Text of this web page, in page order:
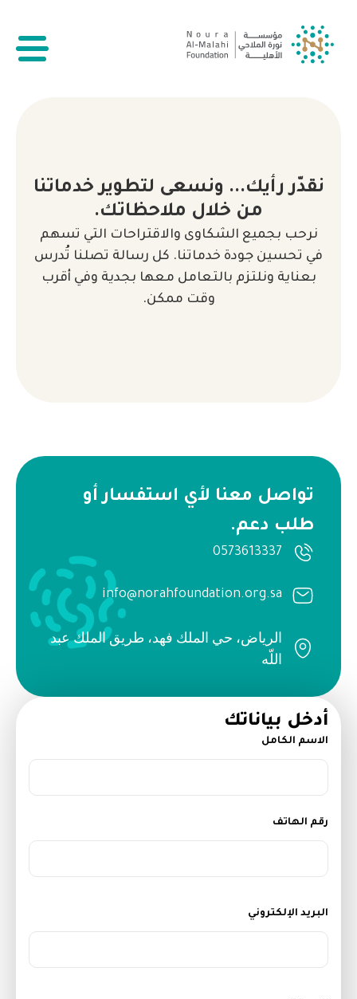
نقدّر رأيك... ونسعى لتطوير خدماتنا
من خلال ملاحظاتك.
نرحب بجميع الشكاوى والاقتراحات التي تسهم
في تحسين جودة خدماتنا. كل رسالة تصلنا تُدرس
بعناية ونلتزم بالتعامل معها بجدية وفي أقرب
وقت ممكن.
تواصل معنا لأي استفسار أو
طلب دعم.
0573613337
info@norahfoundation.org.sa
الرياض، حي الملك فهد، طريق الملك عبد
اللّه
أدخل بياناتك
الاسم الكامل
رقم الهاتف
البريد الإلكتروني